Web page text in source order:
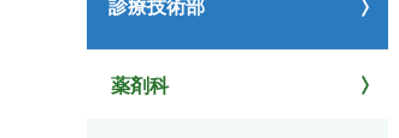
薬剤科